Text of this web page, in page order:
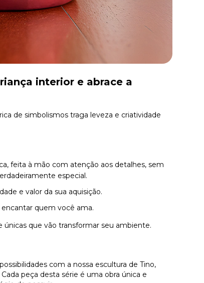
interior e abrace a
de simbolismos traga leveza e criatividade
feita à mão com atenção aos detalhes, sem
especial.
e valor da sua aquisição.
quem você ama.
únicas que vão transformar seu ambiente.
com a nossa escultura de Tino,
peça desta série é uma obra única e